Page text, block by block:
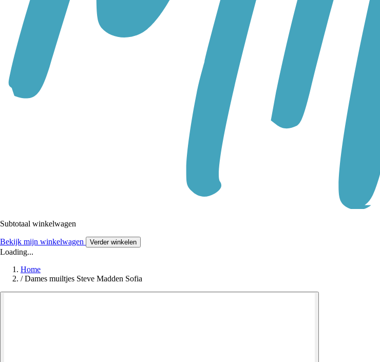
Subtotaal winkelwagen
Bekijk mijn winkelwagen Verder winkelen
Loading...
Home
/ Dames muiltjes Steve Madden Sofia